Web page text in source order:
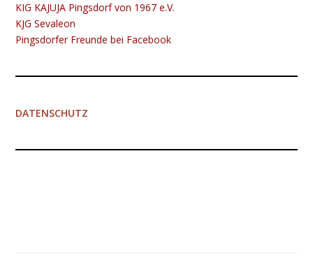
KIG K​​​​​AJUJA Pingsdorf von 1967 e.V.
KJG Sevaleon
Pingsdorfer Freunde bei Facebook
DATENSCHUTZ